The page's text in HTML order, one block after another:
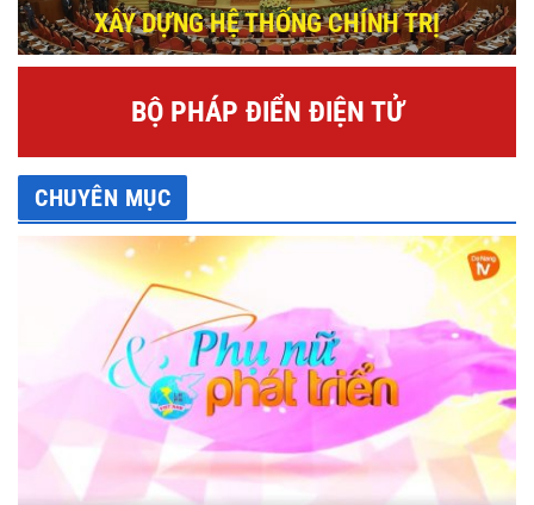
XÂY DỰNG HỆ THỐNG CHÍNH TRỊ
BỘ PHÁP ĐIỂN ĐIỆN TỬ
CHUYÊN MỤC